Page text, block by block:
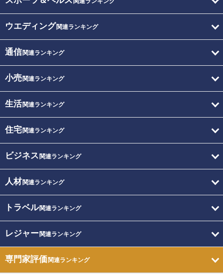
ウエディング関連ランキング
通信関連ランキング
小売関連ランキング
生活関連ランキング
住宅関連ランキング
ビジネス 関連ランキング
人材関連ランキング
トラベル関連ランキング
レジャー関連ランキング
専門家評価関連ランキング